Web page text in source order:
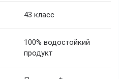
43 класс
100% водостойкий
продукт